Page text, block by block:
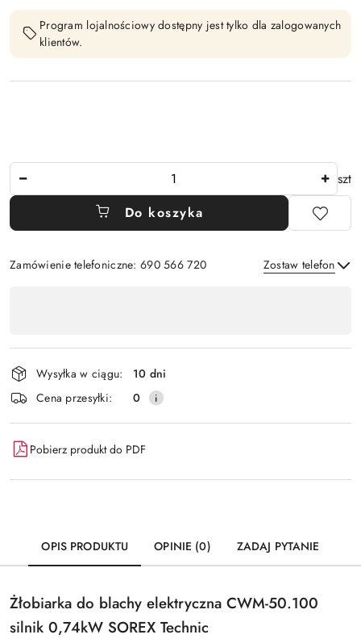
Program lojalnościowy dostępny jest tylko dla zalogowanych
klientów.
szt
Do koszyka
Zamówienie telefoniczne: 690 566 720 Zostaw telefon
płatność
i
dostawa
Wysyłka w ciągu:
10 dni
Cena przesyłki:
0
Pobierz produkt do PDF
OPIS PRODUKTU OPINIE (0) ZADAJ PYTANIE
Żłobiarka do blachy elektryczna CWM-50.100
silnik 0,74kW SOREX Technic